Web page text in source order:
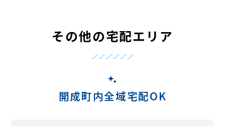
その他の宅配エリア
開成町内全域宅配OK